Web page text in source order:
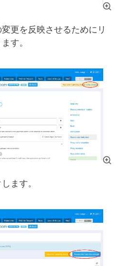
更を反映させるためにリ
す。
ます。